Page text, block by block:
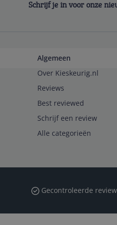
Schrijf je in voor onze
Algemeen
Over Kieskeurig.nl
Reviews
Best reviewed
Schrijf een review
Alle categorieën
Gecontroleerde